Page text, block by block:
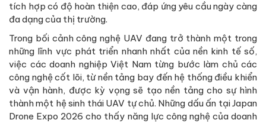
tích hợp có độ hoàn thiện cao, đáp ứng yêu cầu ngày càng
đa dạng của thị trường.
Trong bối cảnh công nghệ UAV đang trở thành một trong
những lĩnh vực phát triển nhanh nhất của nền kinh tế số,
việc các doanh nghiệp Việt Nam từng bước làm chủ các
công nghệ cốt lõi, từ nền tảng bay đến hệ thống điều khiển
và vận hành, được kỳ vọng sẽ tạo nền tảng cho sự hình
thành một hệ sinh thái UAV tự chủ. Những dấu ấn tại Japan
Drone Expo 2026 cho thấy năng lực công nghệ của doanh